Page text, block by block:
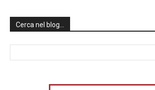
Cerca nel blog…